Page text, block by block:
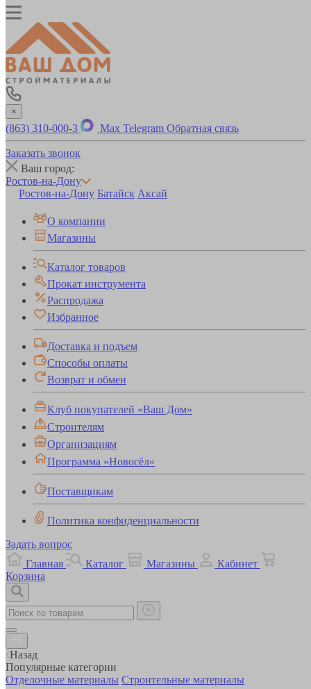
×
(863) 310-000-3 Max Telegram Обратная связь
Заказать звонок
Ваш город:
Ростов-на-Дону
Ростов-на-Дону Батайск Аксай
О компании
Магазины
Каталог товаров
Прокат инструмента
Распродажа
Избранное
Доставка и подъем
Способы оплаты
Возврат и обмен
Клуб покупателей «Ваш Дом»
Строителям
Организациям
Программа «Новосёл»
Поставщикам
Политика конфиденциальности
Задать вопрос
Главная
Каталог Магазины
Кабинет
Корзина
Назад
Популярные категории
Отделочные материалы Строительные материалы